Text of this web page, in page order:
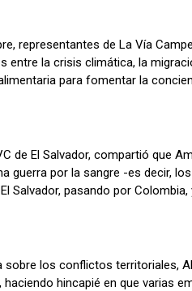
representantes de La Vía
entre la crisis climática, la
para fomentar la
de El Salvador, compartió que
guerra por la sangre -es decir,
Salvador, pasando por Colombia,
sobre los conflictos territoriales,
hincapié en que varias